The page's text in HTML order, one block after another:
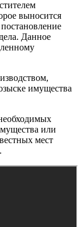
выносится
Данное
имущества
или
мест